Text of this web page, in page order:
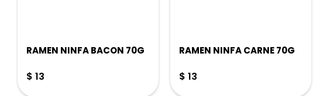
RAMEN NINFA BACON 70G
$ 13
RAMEN NINFA CARNE 70G
$ 13